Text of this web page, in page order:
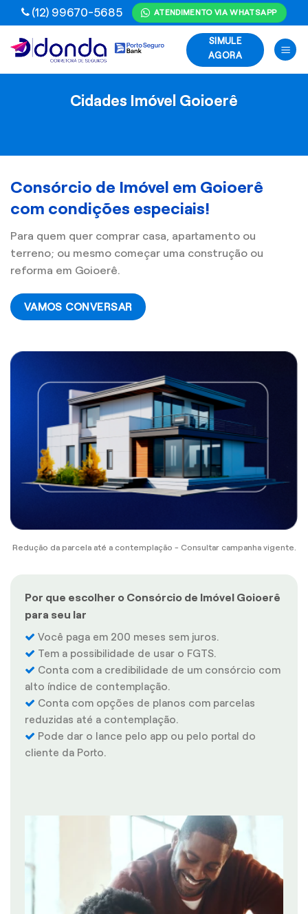
Skip
to
content
(12) 99670-5685 ATENDIMENTO VIA WHATSAPP
SIMULE
AGORA
Cidades Imóvel Goioerê
Consórcio de Imóvel em Goioerê
com condições especiais!
Para quem quer comprar casa, apartamento ou
terreno; ou mesmo começar uma construção ou
reforma em Goioerê.
VAMOS CONVERSAR
Redução da parcela até a contemplação - Consultar campanha vigente.
Por que escolher o Consórcio de Imóvel Goioerê
para seu lar
Você paga em 200 meses sem juros.
Tem a possibilidade de usar o FGTS.
Conta com a credibilidade de um consórcio com
alto índice de contemplação.
Conta com opções de planos com parcelas
reduzidas até a contemplação.
Pode dar o lance pelo app ou pelo portal do
cliente da Porto.